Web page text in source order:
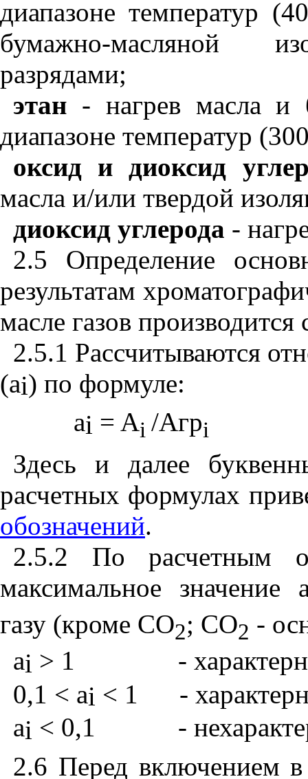
диапазоне температур
бумажно-масляной
разрядами;
этан - нагрев масла и
диапазоне температур
оксид и диоксид
масла и/или твердой
диоксид углерода -
2.5 Определение
результатам
масле газов
2.5.1 Рассчитываются
(аi) по формуле:
аi = Ai /Aгpi
Здесь и далее
расчетных формулах
обозначений.
2.5.2 По расчетным
максимальное значение
газу (кроме CО2; CО2 -
аi > 1
-
0,1 < аi < 1
-
аi < 0,1
-
2.6 Перед включением